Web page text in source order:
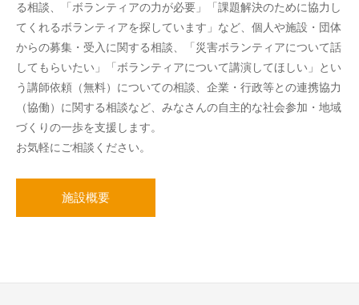
る相談、「ボランティアの力が必要」「課題解決のために協力し
てくれるボランティアを探しています」など、個人や施設・団体
からの募集・受入に関する相談、「災害ボランティアについて話
してもらいたい」「ボランティアについて講演してほしい」とい
う講師依頼（無料）についての相談、企業・行政等との連携協力
（協働）に関する相談など、みなさんの自主的な社会参加・地域
づくりの一歩を支援します。
お気軽にご相談ください。
施設概要